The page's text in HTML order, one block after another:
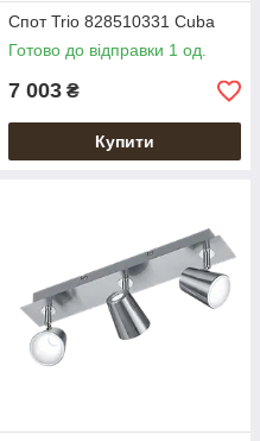
Спот Trio 828510331 Cuba
Готово до відправки 1 од.
7 003 ₴
Купити